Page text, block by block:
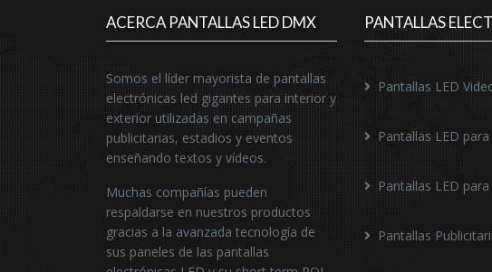
ACERCA PANTALLAS LED DMX
Somos el líder mayorista de pantallas
electrónicas led gigantes para interior y
exterior utilizadas en campañas
publicitarias, estadios y eventos
enseñando textos y vídeos.
Muchas compañías pueden
respaldarse en nuestros productos
gracias a la avanzada tecnología de
sus paneles de las pantallas
PANTALLAS
Pantallas LED
Pantallas LED
Pantallas LED
Pantallas